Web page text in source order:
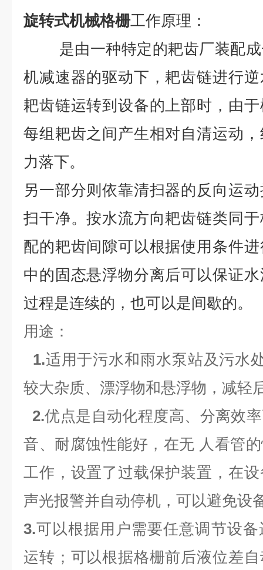
旋转式机械格栅工作原理：
是由一种特定的耙齿厂装配
机减速器的驱动下，耙齿链进行
耙齿链运转到设备的上部时，由
每组耙齿之间产生相对自清运动
力落下。
另一部分则依靠清扫器的反向运
扫干净。按水流方向耙齿链类同
配的耙齿间隙可以根据使用条件
中的固态悬浮物分离后可以保证
过程是连续的，也可以是间歇的。
用途：
1.适用于污水和雨水泵站及污水
较大杂质、漂浮物和悬浮物，减轻
2.优点是自动化程度高、分离效
音、耐腐蚀性能好，在无 人看管
工作，设置了过载保护装置，在
声光报警并自动停机，可以避免设
3.可以根据用户需要任意调节设
运转；可以根据格栅前后液位差